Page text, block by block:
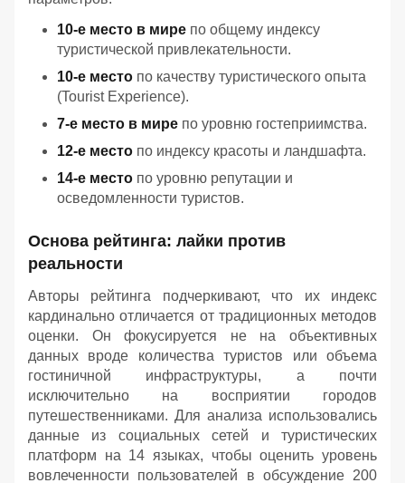
10-е место в мире по общему индексу
туристической привлекательности.
10-е место по качеству туристического опыта
(Tourist Experience).
7-е место в мире по уровню гостеприимства.
12-е место по индексу красоты и ландшафта.
14-е место по уровню репутации и
осведомленности туристов.
Основа рейтинга: лайки против
реальности
Авторы рейтинга подчеркивают, что их индекс
кардинально отличается от традиционных методов
оценки. Он фокусируется не на объективных
данных вроде количества туристов или объема
гостиничной инфраструктуры, а почти
исключительно на восприятии городов
путешественниками. Для анализа использовались
данные из социальных сетей и туристических
платформ на 14 языках, чтобы оценить уровень
вовлеченности пользователей в обсуждение 200